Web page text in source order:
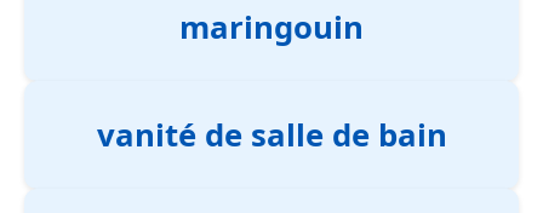
maringouin
vanité de salle de bain